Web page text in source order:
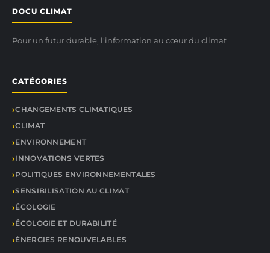
DOCU CLIMAT
Pour un futur durable, l'information au cœur du climat
CATÉGORIES
CHANGEMENTS CLIMATIQUES
CLIMAT
ENVIRONNEMENT
INNOVATIONS VERTES
POLITIQUES ENVIRONNEMENTALES
SENSIBILISATION AU CLIMAT
ÉCOLOGIE
ÉCOLOGIE ET DURABILITÉ
ÉNERGIES RENOUVELABLES